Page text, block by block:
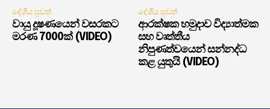
දේශීය පුවත්
වායු දූෂණයෙන් වසරකට
මරණ 7000ක් (VIDEO)
දේශීය පුවත්
ආරක්ෂක හමුදාව විද්‍යාත්මක
සහ වෘත්තීය
නිපුණත්වයෙන් සන්නද්ධ
කළ යුතුයි (VIDEO)